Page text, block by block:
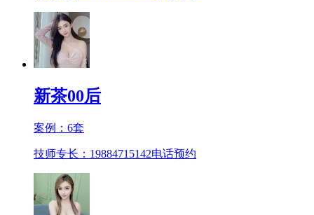
新茶00后
案例： 6套
技师专长：19884715142电话预约